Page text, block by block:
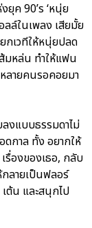
ค 90’s ‘หนุ่ย
ล์ในเพลง เสียมั้ย
กเวทีให้หนุ่ยปลด
มหล่น ทำให้แฟน
ลายคนรอคอยมา
ลงแบบธรรมดาไม่
ดกาล ทั้ง อยากให้
รื่องของเธอ, กลับ
ลายเป็นฟลอร์
น และสนุกไป